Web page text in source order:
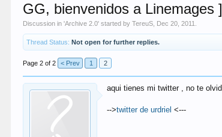
GG, bienvenidos a Linemages
Discussion in 'Archive 2.0' started byTereuS Dec 20, 2011
Thread Status: Not open for further replies.
Page 2 of 2 < Prev 1 2
aqui tienes mi twitter , no te
-->twitter de urdriel<---